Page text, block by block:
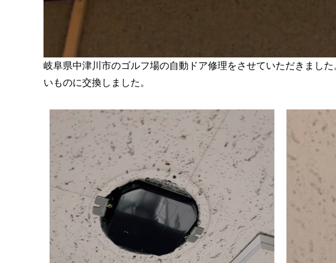
岐阜県中津川市のゴルフ場の自動ドア修理をさせていただきまし
いものに交換しました。